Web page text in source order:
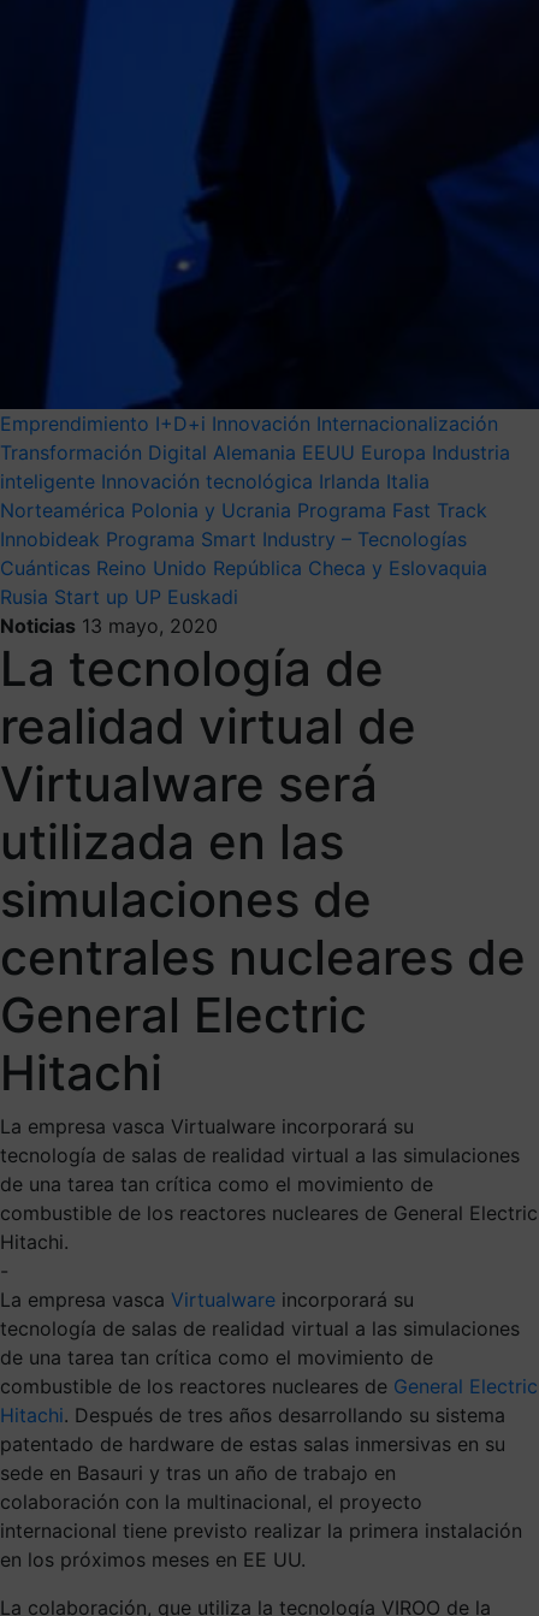
Emprendimiento I+D+i Innovación Internacionalización
Transformación Digital Alemania EEUU Europa Industria
inteligente Innovación tecnológica Irlanda Italia
Norteamérica Polonia y Ucrania Programa Fast Track
Innobideak Programa Smart Industry – Tecnologías
Cuánticas Reino Unido República Checa y Eslovaquia
Rusia Start up UP Euskadi
Noticias 13 mayo, 2020
La tecnología de
realidad virtual de
Virtualware será
utilizada en las
simulaciones de
centrales nucleares de
General Electric
Hitachi
La empresa vasca Virtualware incorporará su
tecnología de salas de realidad virtual a las simulaciones
de una tarea tan crítica como el movimiento de
combustible de los reactores nucleares de General Electric
Hitachi.
-
La empresa vasca Virtualware incorporará su
tecnología de salas de realidad virtual a las simulaciones
de una tarea tan crítica como el movimiento de
combustible de los reactores nucleares de General Electric
Hitachi. Después de tres años desarrollando su sistema
patentado de hardware de estas salas inmersivas en su
sede en Basauri y tras un año de trabajo en
colaboración con la multinacional, el proyecto
internacional tiene previsto realizar la primera instalación
en los próximos meses en EE UU.
La colaboración, que utiliza la tecnología VIROO de la